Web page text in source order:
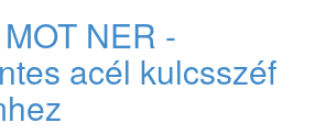
NER -
acél kulcsszéf